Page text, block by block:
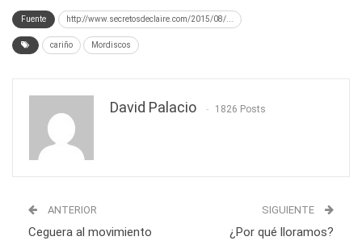
Fuente http://www.secretosdeclaire.com/2015/08/...
cariño Mordiscos
David Palacio 1826 Posts
ANTERIOR
Ceguera al movimiento
SIGUIENTE
¿Por qué lloramos?